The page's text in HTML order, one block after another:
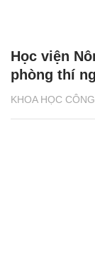
KHOA HỌC
Học viện
phòng thí